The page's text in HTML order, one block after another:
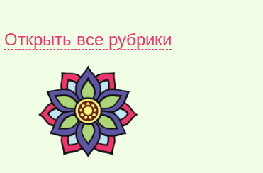
Открыть все рубрики